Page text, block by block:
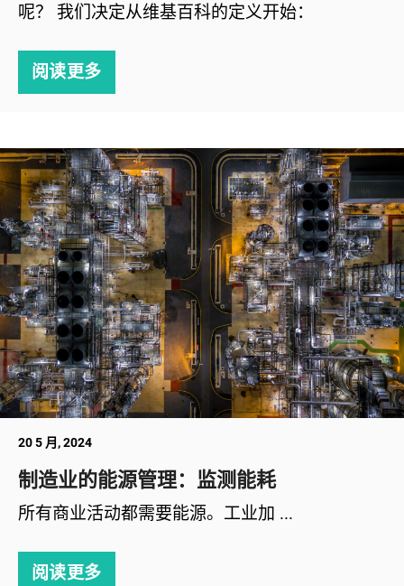
呢？ 我们决定从维基百科的定义开始：
阅读更多
20 5 月, 2024
制造业的能源管理：监测能耗
所有商业活动都需要能源。工业加 ...
阅读更多